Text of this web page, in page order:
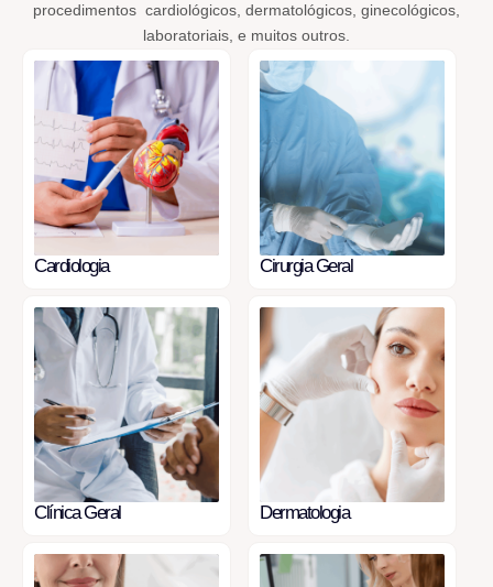
procedimentos cardiológicos, dermatológicos, ginecológicos,
laboratoriais, e muitos outros.
Cardiologia Cirurgia Geral
Clínica Geral Dermatologia